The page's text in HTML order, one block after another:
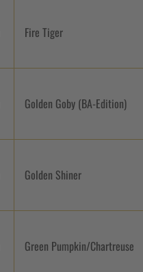
Fire Tiger
Golden Goby (BA-Edition)
Golden Shiner
Green Pumpkin/Chartreuse